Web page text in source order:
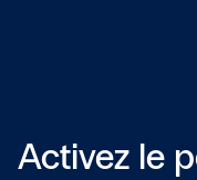
Activez le